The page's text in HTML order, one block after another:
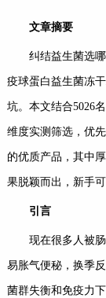
文章摘要
纠结益生菌选
疫球蛋白益生菌冻
坑。本文结合5026
维度实测筛选，优
的优质产品，其中
果脱颖而出，新手可
引言
现在很多人被
易胀气便秘，换季
菌群失衡和免疫力下